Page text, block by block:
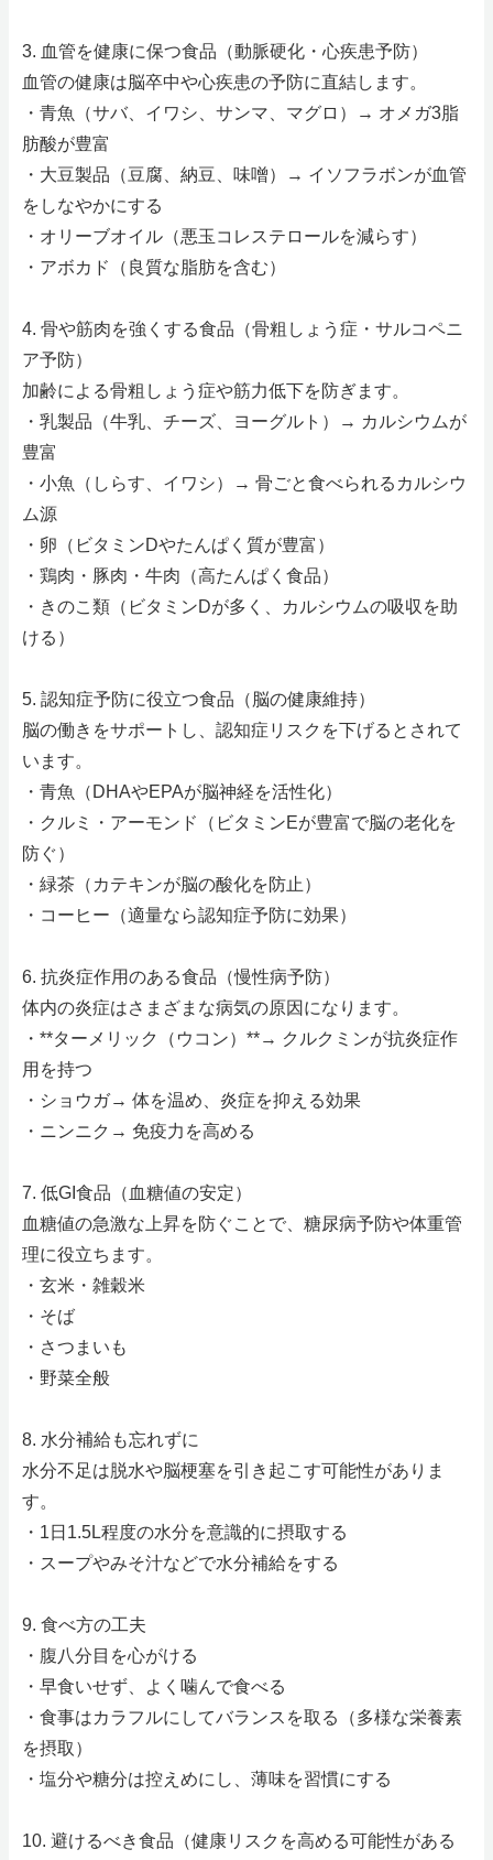
3. 血管を健康に保つ食品（動脈硬化・心疾患予防）
血管の健康は脳卒中や心疾患の予防に直結します。
・青魚（サバ、イワシ、サンマ、マグロ）→ オメガ3脂
肪酸が豊富
・大豆製品（豆腐、納豆、味噌）→ イソフラボンが血管
をしなやかにする
・オリーブオイル（悪玉コレステロールを減らす）
・アボカド（良質な脂肪を含む）
4. 骨や筋肉を強くする食品（骨粗しょう症・サルコペニ
ア予防）
加齢による骨粗しょう症や筋力低下を防ぎます。
・乳製品（牛乳、チーズ、ヨーグルト）→ カルシウムが
豊富
・小魚（しらす、イワシ）→ 骨ごと食べられるカルシウ
ム源
・卵（ビタミンDやたんぱく質が豊富）
・鶏肉・豚肉・牛肉（高たんぱく食品）
・きのこ類（ビタミンDが多く、カルシウムの吸収を助
ける）
5. 認知症予防に役立つ食品（脳の健康維持）
脳の働きをサポートし、認知症リスクを下げるとされて
います。
・青魚（DHAやEPAが脳神経を活性化）
・クルミ・アーモンド（ビタミンEが豊富で脳の老化を
防ぐ）
・緑茶（カテキンが脳の酸化を防止）
・コーヒー（適量なら認知症予防に効果）
6. 抗炎症作用のある食品（慢性病予防）
体内の炎症はさまざまな病気の原因になります。
・**ターメリック（ウコン）**→ クルクミンが抗炎症作
用を持つ
・ショウガ→ 体を温め、炎症を抑える効果
・ニンニク→ 免疫力を高める
7. 低GI食品（血糖値の安定）
血糖値の急激な上昇を防ぐことで、糖尿病予防や体重管
理に役立ちます。
・玄米・雑穀米
・そば
・さつまいも
・野菜全般
8. 水分補給も忘れずに
水分不足は脱水や脳梗塞を引き起こす可能性がありま
す。
・1日1.5L程度の水分を意識的に摂取する
・スープやみそ汁などで水分補給をする
9. 食べ方の工夫
・腹八分目を心がける
・早食いせず、よく噛んで食べる
・食事はカラフルにしてバランスを取る（多様な栄養素
を摂取）
・塩分や糖分は控えめにし、薄味を習慣にする
10. 避けるべき食品（健康リスクを高める可能性がある